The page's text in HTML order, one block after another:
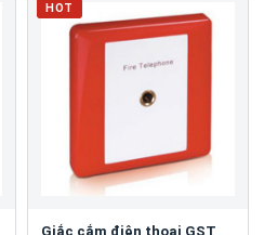
HOT
Giắc cắm điện thoại GST